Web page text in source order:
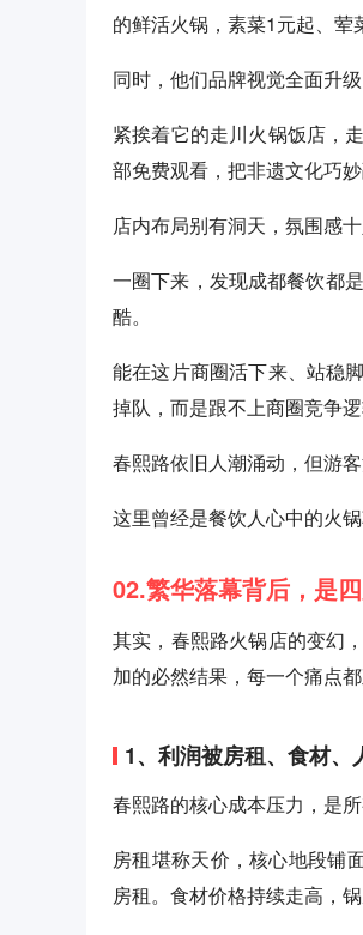
的鲜活火锅，素菜1元起、荤
同时，他们品牌视觉全面升
紧挨着它的走川火锅饭店，
部免费观看，把非遗文化巧妙
店内布局别有洞天，氛围感
一圈下来，发现成都餐饮都
酷。
能在这片商圈活下来、站稳
掉队，而是跟不上商圈竞争
春熙路依旧人潮涌动，但游
这里曾经是餐饮人心中的火
02.繁华落幕背后，是
其实，春熙路火锅店的变幻
加的必然结果，每一个痛点
1、利润被房租、食材、
春熙路的核心成本压力，是所
房租堪称天价，核心地段铺
房租。食材价格持续走高，